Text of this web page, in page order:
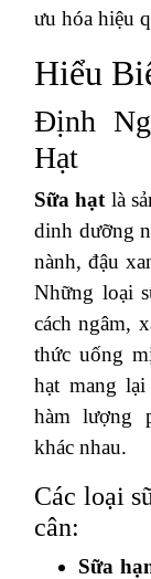
ưu hóa hiệu
Hiểu
Định
Hạt
Sữa hạt là
dinh dưỡng
nành, đậu
Những loại
cách ngâm,
thức uống
hạt mang
hàm lượng
khác nhau.
Các loại
cân:
Sữa